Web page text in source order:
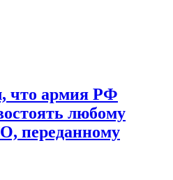
что армия РФ
любому
переданному